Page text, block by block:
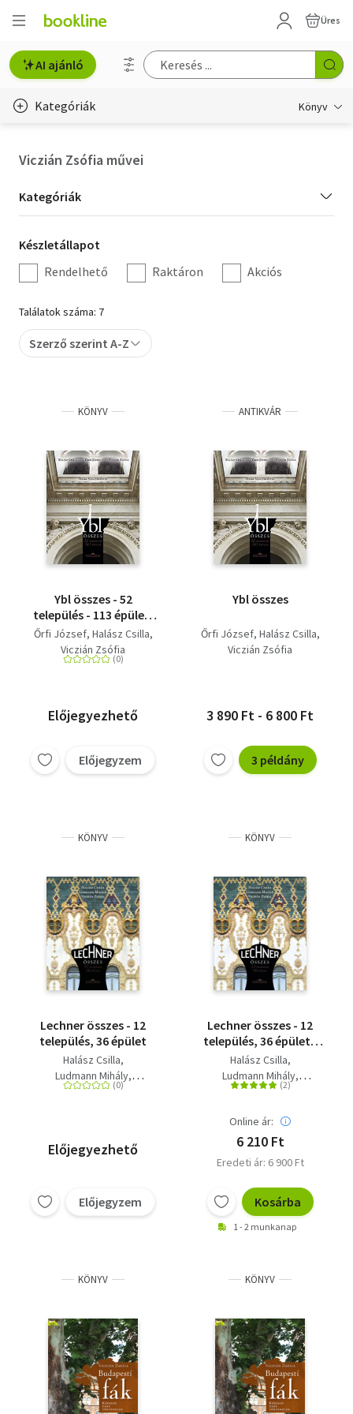
Üres
AI ajánló
Kategóriák Könyv
Hobbi, szabadidő
Irodalom
Művészet
Szakkönyv
Tankönyv, segédkönyv
Társadalomtudomány
Természettudomány
Történelem
Vallás
Viczián Zsófia művei
Kategória
szűrés
Kategóriák
Készletállapot
szűrés
Készletállapot
Rendelhető
Raktáron Akciós
Találatok száma: 7
Szerző szerint A-Z
KÖNYV
Ybl összes - 52
település - 113 épület,
második kiadás
Őrfi József Halász Csilla
Viczián Zsófia
Előjegyezhető
Előjegyzem
ANTIKVÁR
Ybl összes
Őrfi József Halász Csilla
Viczián Zsófia
3 890 Ft - 6 800 Ft
3 példány
KÖNYV
Lechner összes - 12
település, 36 épület
Halász Csilla
Ludmann Mihály
Viczián Zsófia
Előjegyezhető
Előjegyzem
KÖNYV
Lechner összes - 12
település, 36 épület -
második kiadás
Halász Csilla
Ludmann Mihály
Viczián Zsófia
Online ár:
6 210 Ft
Eredeti ár: 6 900 Ft
Kosárba
1 - 2 munkanap
KÖNYV KÖNYV